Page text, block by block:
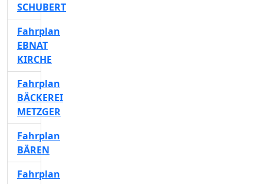
SCHUBERT
Fahrplan
EBNAT
KIRCHE
Fahrplan
BÄCKEREI
METZGER
Fahrplan
BÄREN
Fahrplan